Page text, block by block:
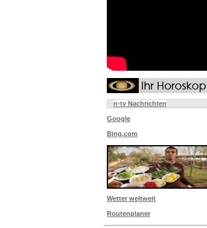
n-tv Nachrichten
Google
Bing.com
Wetter weltweit
Routenplaner